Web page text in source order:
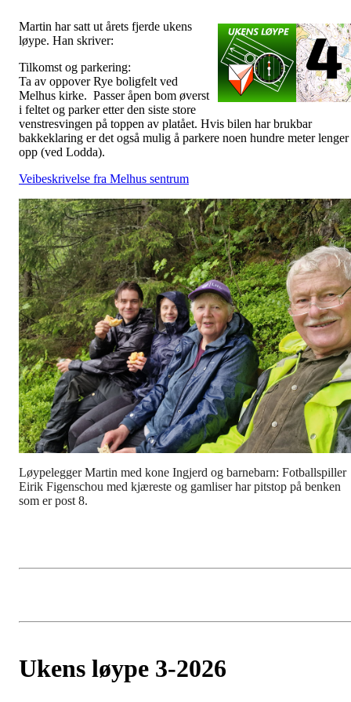
Martin har satt ut årets fjerde ukens
løype. Han skriver:
Tilkomst og parkering:
Ta av oppover Rye boligfelt ved
Melhus kirke. Passer åpen bom øverst
i feltet og parker etter den siste store
venstresvingen på toppen av platået. Hvis bilen har brukbar
bakkeklaring er det også mulig å parkere noen hundre meter lenger
opp (ved Lodda).
Veibeskrivelse fra Melhus sentrum
Løypelegger Martin med kone Ingjerd og barnebarn: Fotballspiller
Eirik Figenschou med kjæreste og gamliser har pitstop på benken
som er post 8.
Ukens løype 3-2026